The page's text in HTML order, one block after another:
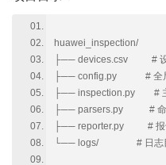
huawei_inspection/
├── devices.csv # 设
├── config.py # 全局
├── inspection.py #
├── parsers.py # 命
├── reporter.py # 报
└── logs/ # 日志